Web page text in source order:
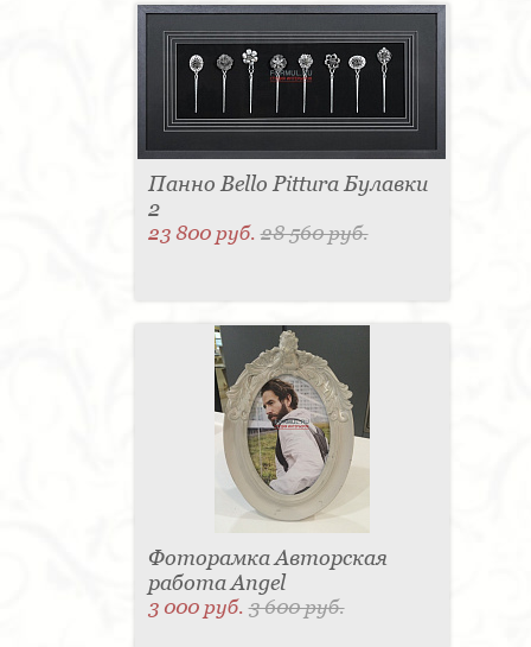
Панно Bello Pittura Булавки
2
23 800 руб.28 560 руб.
Фоторамка Авторская
работа Angel
3 000 руб.3 600 руб.